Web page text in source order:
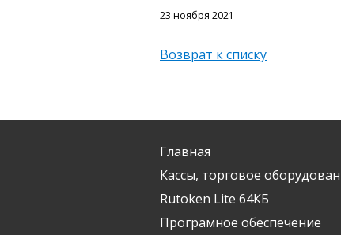
23 ноября 2021
Возврат к списку
Главная
Кассы, торговое
Rutoken Lite 64КБ
Програмное обеспечение